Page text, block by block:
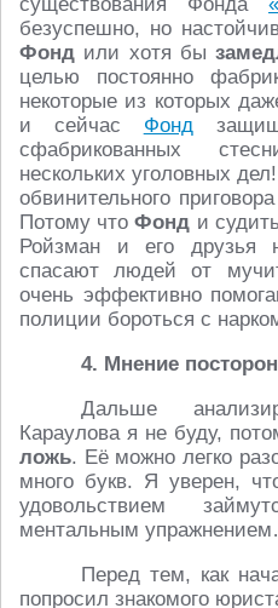
безуспешно, но
Фонд или хотя бы
целью постоянно
некоторые из которых
и сейчас Фонд
сфабрикованных
нескольких уголовных
обвинительного
Потому чтоФонд и
Ройзман и его друзья
спасают людей от
очень эффективно
полиции бороться с
4. Мнение
Дальше
Караулова я не буду,
ложь. Её можно легко
много букв. Я уверен,
удовольствием
ментальным
Перед тем, как
попросил знакомого